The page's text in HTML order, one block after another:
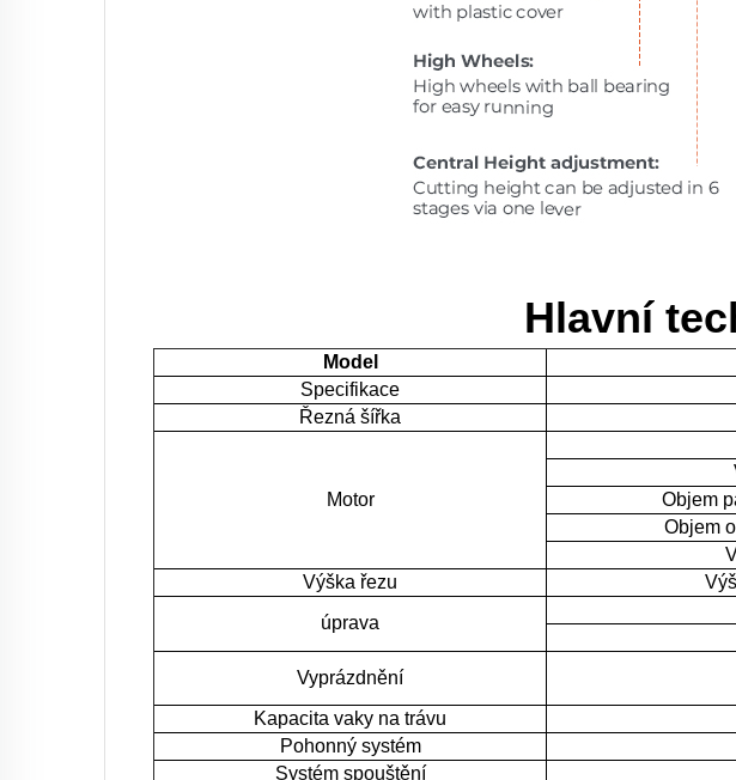
Hlavní
Model
Specifikace
Řezná šířka
Motor
Objem
Objem
Výška řezu
úprava
Vyprázdnění
Kapacita vaky na trávu
Pohonný systém
Systém spouštění